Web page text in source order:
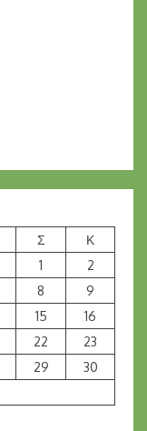
Σ
Κ
1
2
8
9
15
16
22
23
29
30